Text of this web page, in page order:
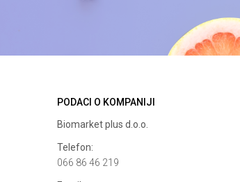
PODACI O KOMPANIJI
Biomarket plus d.o.o.
Telefon:
066 86 46 219